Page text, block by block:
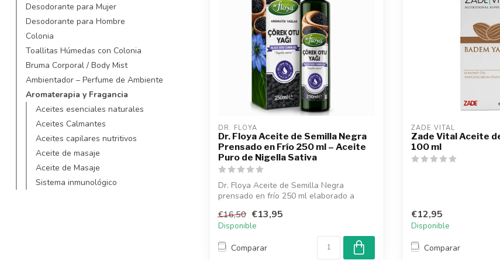
Desodorante para Mujer
Desodorante para Hombre
Colonia
Toallitas Húmedas con Colonia
Bruma Corporal / Body Mist
Ambientador – Perfume de Ambiente
Aromaterapia y Fragancia
Aceites esenciales naturales
Aceites Calmantes
Aceites capilares nutritivos
Aceite de masaje
Aceite de Masaje
Sistema inmunológico
DR. FLOYA
Dr. Floya Aceite de Semilla Negra
Prensado en Frío 250 ml – Aceite
Puro de Nigella Sativa
Dr. Floya Aceite de Semilla Negra
prensado en frío 250 ml elaborado a
€16,50 €13,95
Disponible
Comparar
ZADE VITAL
Zade Vital Aceite
100 ml
€12,95
Disponible
Comparar